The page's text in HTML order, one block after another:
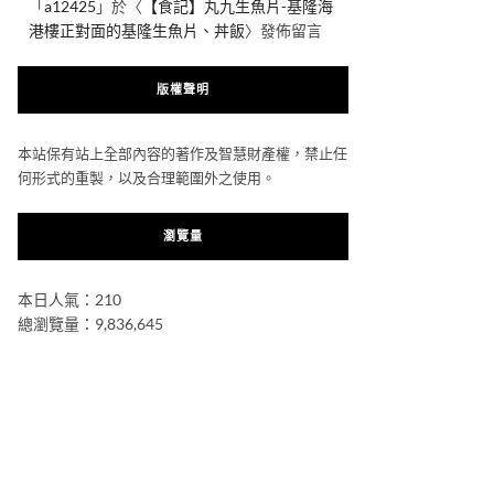
「a12425 」於〈 【食記】丸九生魚片-基隆海
港樓正對面的基隆生魚片、丼飯〉發佈留言
版權聲明
本站保有站上全部內容的著作及智慧財產權，禁止任
何形式的重製，以及合理範圍外之使用。
瀏覽量
本日人氣：210
總瀏覽量：9,836,645